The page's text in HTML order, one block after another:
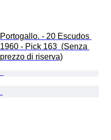
Portogallo. - 20 Escudos
1960 - Pick 163  (Senza
prezzo di riserva)